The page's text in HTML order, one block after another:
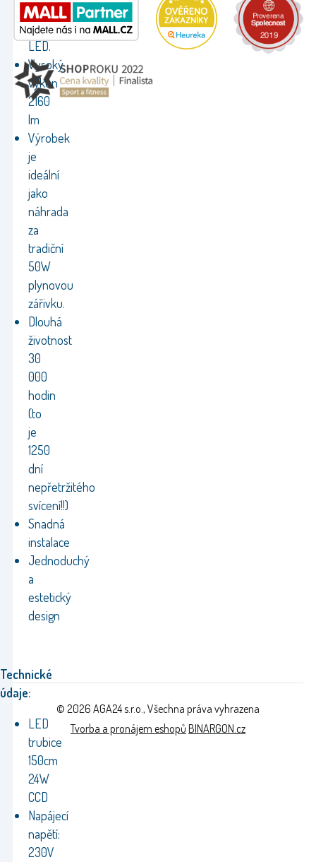
pro
svítidla
LED.
Vysoký
výkon
2160
lm
Výrobek
je
ideální
jako
náhrada
za
tradiční
50W
plynovou
zářivku.
Dlouhá
životnost
30
000
hodin
(to
je
1250
dní
nepřetržitého
svícení!!)
Snadná
instalace
Jednoduchý
a
estetický
design
Technické
údaje:
LED
trubice
150cm
24W
CCD
Napájecí
napětí:
230V
© 2026 AGA24 s.r.o., Všechna práva vyhrazena
Tvorba a pronájem eshopů BINARGON.cz